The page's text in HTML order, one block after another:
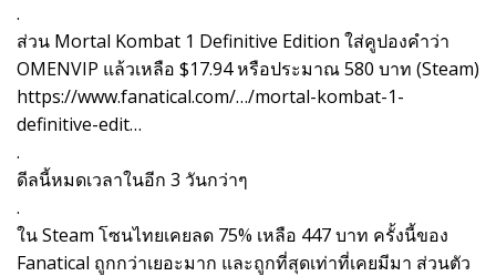
.
ส่วน Mortal Kombat 1 Definitive Edition ใส่คูปองคำว่า
OMENVIP แล้วเหลือ $17.94 หรือประมาณ 580 บาท (Steam)
https://www.fanatical.com/…/mortal-kombat-1-
definitive-edit…
.
ดีลนี้หมดเวลาในอีก 3 วันกว่าๆ
.
ใน Steam โซนไทยเคยลด 75% เหลือ 447 บาท ครั้งนี้ของ
Fanatical ถูกกว่าเยอะมาก และถูกที่สุดเท่าที่เคยมีมา ส่วนตัว